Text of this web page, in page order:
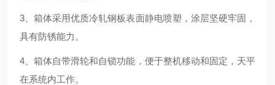
3、箱体采用优质冷轧钢板表面静电喷塑，涂层坚硬牢固，
具有防锈能力。
4、箱体自带滑轮和自锁功能，便于整机移动和固定，天平
在系统内工作。